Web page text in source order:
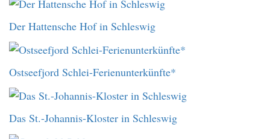
Der Hattensche Hof in Schleswig
Ostseefjord Schlei-Ferienunterkünfte*
Das St.-Johannis-Kloster in Schleswig